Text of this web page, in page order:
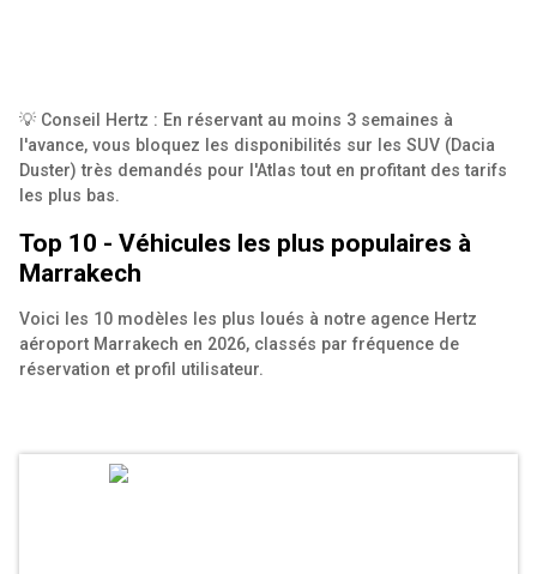
💡 Conseil Hertz : En réservant au moins 3 semaines à
l'avance, vous bloquez les disponibilités sur les SUV (Dacia
Duster) très demandés pour l'Atlas tout en profitant des tarifs
les plus bas.
Top 10 - Véhicules les plus populaires à
Marrakech
Voici les 10 modèles les plus loués à notre agence Hertz
aéroport Marrakech en 2026, classés par fréquence de
réservation et profil utilisateur.